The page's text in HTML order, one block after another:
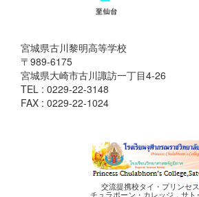
宮城県古川黎明高等学校
〒989-6175
宮城県大崎市古川諏訪一丁目4-26
TEL : 0229-22-3148
FAX : 0229-22-1024
交流提携校タイ・プリンセス
チュラポーン・カレッジ，サト